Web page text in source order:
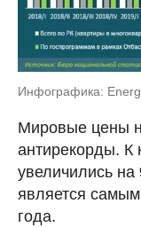
Инфографика:
Мировые цены
антирекорды. К
увеличились на
является
года.